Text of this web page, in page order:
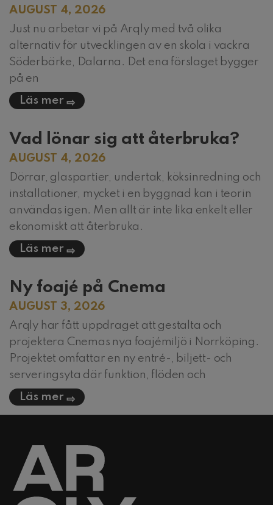
AUGUST 4, 2026
Just nu arbetar vi på Arqly med två olika
alternativ för utvecklingen av en skola i vackra
Söderbärke, Dalarna. Det ena förslaget bygger
på en
Läs mer
Vad lönar sig att återbruka?
AUGUST 4, 2026
Dörrar, glaspartier, undertak, köksinredning och
installationer, mycket i en byggnad kan i teorin
användas igen. Men allt är inte lika enkelt eller
ekonomiskt att återbruka.
Läs mer
Ny foajé på Cnema
AUGUST 3, 2026
Arqly har fått uppdraget att gestalta och
projektera Cnemas nya foajémiljö i Norrköping.
Projektet omfattar en ny entré-, biljett- och
serveringsyta där funktion, flöden och
Läs mer